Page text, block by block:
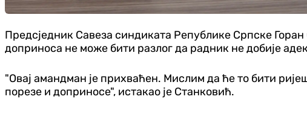
Предсједник Савеза синдиката Републике Српске
доприноса не може бити разлог да радник не добије
"Овај амандман је прихваћен. Мислим да ће то бити
порезе и доприносе", истакао је Станковић.